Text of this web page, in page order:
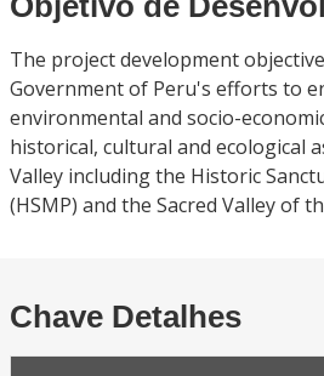
The project development
Government of Peru's efforts to
environmental and socio-
historical, cultural and ecological
Valley including the Historic
(HSMP) and the Sacred Valley of
Chave Detalhes